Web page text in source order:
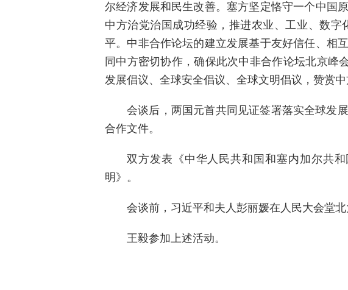
尔经济发展和民生改善。塞方坚定恪守一个中国
中方治党治国成功经验，推进农业、工业、数
平。中非合作论坛的建立发展基于友好信任、相
同中方密切协作，确保此次中非合作论坛北京峰
发展倡议、全球安全倡议、全球文明倡议，赞赏
会谈后，两国元首共同见证签署落实全球发
合作文件。
双方发表《中华人民共和国和塞内加尔共
明》。
会谈前，习近平和夫人彭丽媛在人民大会堂
王毅参加上述活动。